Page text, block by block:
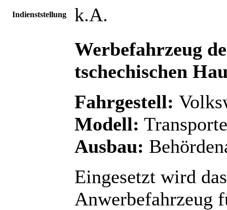
Indienststellung k.A.
Werbefahrzeug
tschechischen
Fahrgestell:
Modell:
Ausbau:
Eingesetzt wird
Anwerbefahrzeug